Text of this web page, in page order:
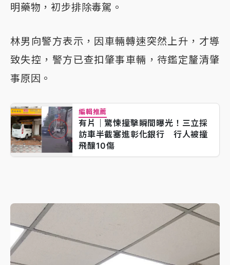
明藥物，初步排除毒駕。
林男向警方表示，因車輛轉速突然上升，才導
致失控，警方已查扣肇事車輛，待鑑定釐清肇
事原因。
編輯推薦
有片｜驚悚撞擊瞬間曝光！三立採
訪車半截塞進彰化銀行 行人被撞
飛釀10傷